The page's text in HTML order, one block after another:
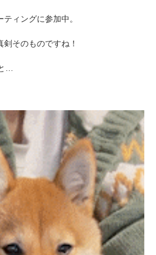
ィングに参加中。
そのものですね！
…